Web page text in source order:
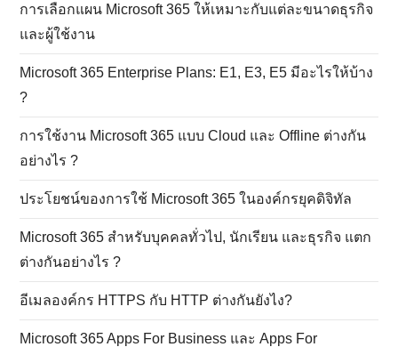
การเลือกแผน Microsoft 365 ให้เหมาะกับแต่ละขนาดธุรกิจ
และผู้ใช้งาน
Microsoft 365 Enterprise Plans: E1, E3, E5 มีอะไรให้บ้าง
?
การใช้งาน Microsoft 365 แบบ Cloud และ Offline ต่างกัน
อย่างไร ?
ประโยชน์ของการใช้ Microsoft 365 ในองค์กรยุคดิจิทัล
Microsoft 365 สำหรับบุคคลทั่วไป, นักเรียน และธุรกิจ แตก
ต่างกันอย่างไร ?
อีเมลองค์กร HTTPS กับ HTTP ต่างกันยังไง?
Microsoft 365 Apps For Business และ Apps For